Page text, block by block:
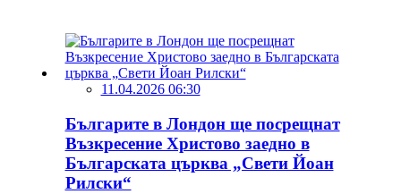
11.04.2026 06:30
Българите в Лондон ще посрещнат
Възкресение Христово заедно в
Българската църква „Свети Йоан
Рилски“